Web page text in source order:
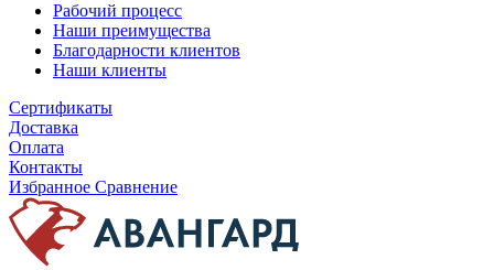
Рабочий процесс
Наши преимущества
Благодарности клиентов
Наши клиенты
Сертификаты
Доставка
Оплата
Контакты
Избранное Сравнение